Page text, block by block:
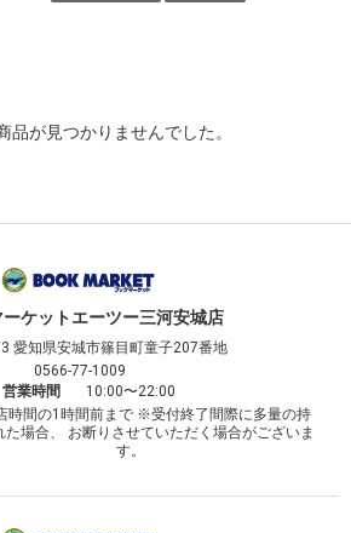
品が見つかりませんでした。
ケットエーツー三河安城店
愛知県安城市篠目町童子207番地
0566-77-1009
営業時間
10:00〜22:00
時間の1時間前まで ※受付終了間際に多量の持
た場合、 お断りさせていただく場合がございま
す。